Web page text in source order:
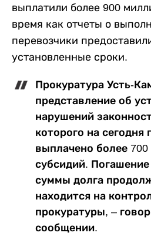
выплатили более 900
время как отчеты о
перевозчики
установленные сроки.
Прокуратура Усть-
представление об
нарушений
которого на сегодня
выплачено более
субсидий.
суммы долга
находится на
прокуратуры, –
сообщении.